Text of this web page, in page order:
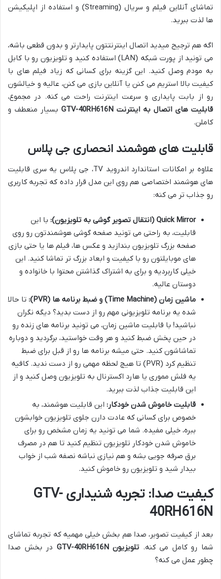
تماشای آنلاین فیلم و سریال (Streaming) و استفاده از اپلیکیشن
ها لذت ببرید.
اگه هم ترجیح میدید اتصال اینترنتتون پایدارتر و بدون قطعی باشه،
می تونید از پورت شبکه (LAN) استفاده کنید و تلویزیون رو با کابل
به مودم وصل کنید. این گزینه برای کسانی که زیاد فیلم های با
کیفیت بالا استریم می کنن یا آنلاین بازی می کنن، عالیه و خیالشون
رو از بابت پایداری و سرعت اینترنت راحت می کنه. در مجموع،
قابلیت های اتصال به اینترنت GTV-40RH616N
بسیار منعطف و
کاملن.
قابلیت های هوشمند انحصاری جی پلاس
علاوه بر امکانات استاندارد اندروید TV، جی پلاس یه سری قابلیت
های هوشمند اختصاصی هم روی این مدل قرار داده که تجربه کاربری
رو جذاب تر می کنه:
Quick Mirror (انتقال تصویر گوشی به تلویزیون):
با این
قابلیت، به راحتی می تونید صفحه گوشی هوشمندتون رو روی
صفحه بزرگ تلویزیون بندازید و عکس ها، فیلم ها یا حتی بازی
های موبایلتون رو با کیفیت و ابعاد بزرگ تر تماشا کنید. این
خیلی کاربردیه و برای به اشتراک گذاشتن محتوا با خانواده و
دوستان عالیه.
ماشین زمان (Time Machine) و ضبط برنامه ها (PVR):
تا حالا
شده یه برنامه تلویزیونی مهم رو از دست بدید؟ دیگه نگران
نباشید! با قابلیت ماشین زمان، می تونید برنامه های زنده رو
در حین پخش ضبط کنید و هر وقت خواستید، برگردید و دوباره
تماشاشون کنید. حتی میشه برنامه ها رو از قبل برای ضبط
تنظیم کرد (PVR) تا هیچ لحظه مهمی رو از دست ندید. کافیه
یه فلش مموری یا هارد اکسترنال به تلویزیون وصل کنید و از
این قابلیت جذاب لذت ببرید.
قابلیت خاموش شدن خودکار: این قابلیت هوشمند، به
خصوص برای کسانی که عادت دارن جلوی تلویزیون خوابشون
ببره، خیلی مفیده. شما می تونید یه زمان مشخص رو برای
خاموش شدن خودکار تلویزیون تنظیم کنید تا هم در مصرف
برق صرفه جویی بشه و هم نیازی نباشه نصفه شب از خواب
بیدار شید و تلویزیون رو خاموش کنید.
کیفیت صدا: تجربه شنیداری GTV-
40RH616N
بعد از کیفیت تصویر، صدا هم بخش خیلی مهمیه که تجربه تماشای
شما رو کامل می کنه. تلویزیون GTV-40RH616N
در بخش صدا
چطور عمل می کنه؟